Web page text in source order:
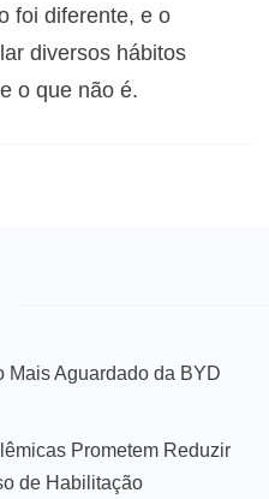
foi diferente, e o
diversos hábitos
o que não é.
Mais Aguardado da BYD
Prometem Reduzir
de Habilitação